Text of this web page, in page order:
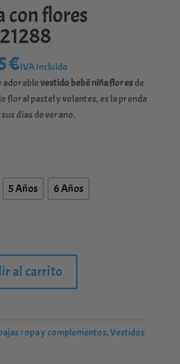
con flores
€El
precio
actual
es:
IVA Incluído
adorablevestido bebé niña floresde
floral pastel y volantes, es la prenda
días de verano.
5 Años 6 Años
al carrito
ropa y complementos,Vestidos